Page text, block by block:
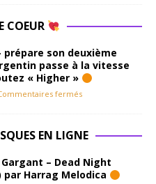
COEUR
prépare son deuxième
passe à la vitesse
« Higher »
fermés
EN LIGNE
– Dead Night
par Harrag Melodica